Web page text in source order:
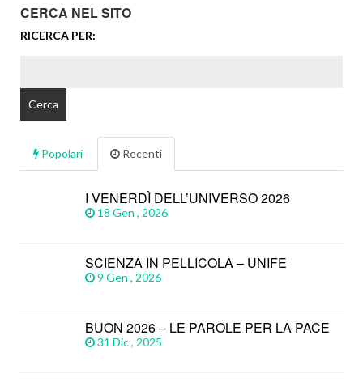
Scientifici Emilia Romagna
Scientifico Genova
CERCA NEL SITO
RICERCA PER:
Popolari Recenti
I VENERDÌ DELL’UNIVERSO 2026
18 Gen , 2026
SCIENZA IN PELLICOLA – UNIFE
9 Gen , 2026
BUON 2026 – LE PAROLE PER LA PACE
31 Dic , 2025